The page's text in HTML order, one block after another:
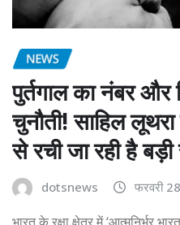
NEWS
पुर्तगाल का नंबर और
चुनौती! साहिल
से रची जा रही है
dotsnews फरवरी